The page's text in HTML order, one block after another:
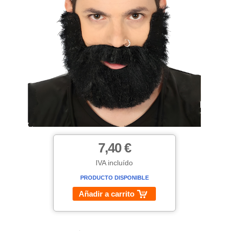
7,40 €
IVA incluído
PRODUCTO DISPONIBLE
Añadir a carrito